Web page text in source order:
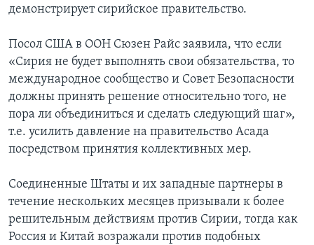
демонстрирует сирийское правительство.
Посол США в ООН Сюзен Райс заявила, что если
«Сирия не будет выполнять свои обязательства, то
международное сообщество и Совет Безопасности
должны принять решение относительно того, не
пора ли объединиться и сделать следующий шаг»,
т.е. усилить давление на правительство Асада
посредством принятия коллективных мер.
Соединенные Штаты и их западные партнеры в
течение нескольких месяцев призывали к более
решительным действиям против Сирии, тогда как
Россия и Китай возражали против подобных